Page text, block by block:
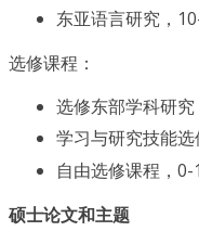
东亚语言研究，
选修课程：
选修东部学科研
学习与研究技能
自由选修课程，0-
硕士论文和主题